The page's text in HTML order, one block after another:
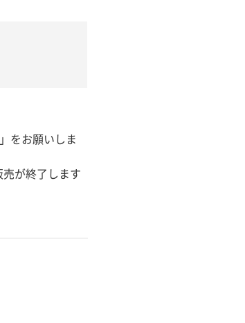
をお願いしま
が終了します